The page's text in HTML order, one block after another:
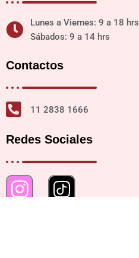
Lunes a Viernes: 9 a 18 hrs
Sábados: 9 a 14 hrs
Contactos
11 2838 1666
Redes Sociales